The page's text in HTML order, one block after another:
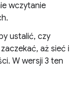
wczytanie
ustalić, czy
aż sieć i
W wersji 3 ten